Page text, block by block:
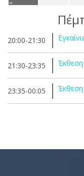
20:00-21:30
21:30-23:35
23:35-00:05